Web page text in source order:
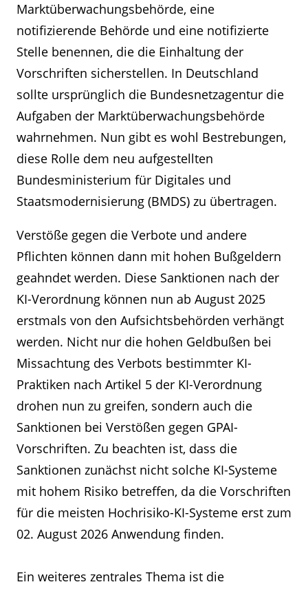
Marktüberwachungsbehörde, eine
notifizierende Behörde und eine notifizierte
Stelle benennen, die die Einhaltung der
Vorschriften sicherstellen. In Deutschland
sollte ursprünglich die Bundesnetzagentur die
Aufgaben der Marktüberwachungsbehörde
wahrnehmen. Nun gibt es wohl Bestrebungen,
diese Rolle dem neu aufgestellten
Bundesministerium für Digitales und
Staatsmodernisierung (BMDS) zu übertragen.
Verstöße gegen die Verbote und andere
Pflichten können dann mit hohen Bußgeldern
geahndet werden. Diese Sanktionen nach der
KI-Verordnung können nun ab August 2025
erstmals von den Aufsichtsbehörden verhängt
werden. Nicht nur die hohen Geldbußen bei
Missachtung des Verbots bestimmter KI-
Praktiken nach Artikel 5 der KI-Verordnung
drohen nun zu greifen, sondern auch die
Sanktionen bei Verstößen gegen GPAI-
Vorschriften. Zu beachten ist, dass die
Sanktionen zunächst nicht solche KI-Systeme
mit hohem Risiko betreffen, da die Vorschriften
für die meisten Hochrisiko-KI-Systeme erst zum
02. August 2026 Anwendung finden.
Ein weiteres zentrales Thema ist die